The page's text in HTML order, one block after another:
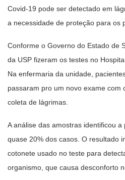
Covid-19 pode ser detectado em
a necessidade de proteção para os
Conforme o Governo do Estado de
da USP fizeram os testes no
Na enfermaria da unidade,
passaram pro um novo exame com
coleta de lágrimas.
A análise das amostras identificou
quase 20% dos casos. O resultado
cotonete usado no teste para
organismo, que causa desconforto